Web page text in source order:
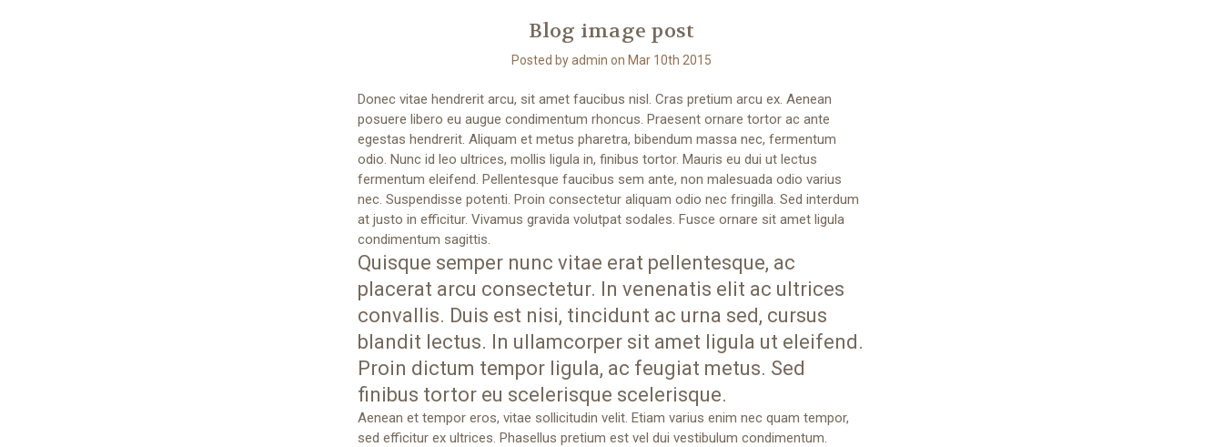
Blog image post
Posted by admin on Mar 10th 2015
Donec vitae hendrerit arcu, sit amet faucibus nisl. Cras pretium arcu ex. Aenean
posuere libero eu augue condimentum rhoncus. Praesent ornare tortor ac ante
egestas hendrerit. Aliquam et metus pharetra, bibendum massa nec, fermentum
odio. Nunc id leo ultrices, mollis ligula in, finibus tortor. Mauris eu dui ut lectus
fermentum eleifend. Pellentesque faucibus sem ante, non malesuada odio varius
nec. Suspendisse potenti. Proin consectetur aliquam odio nec fringilla. Sed interdum
at justo in efficitur. Vivamus gravida volutpat sodales. Fusce ornare sit amet ligula
condimentum sagittis.
Quisque semper nunc vitae erat pellentesque, ac
placerat arcu consectetur. In venenatis elit ac ultrices
convallis. Duis est nisi, tincidunt ac urna sed, cursus
blandit lectus. In ullamcorper sit amet ligula ut eleifend.
Proin dictum tempor ligula, ac feugiat metus. Sed
finibus tortor eu scelerisque scelerisque.
Aenean et tempor eros, vitae sollicitudin velit. Etiam varius enim nec quam tempor,
sed efficitur ex ultrices. Phasellus pretium est vel dui vestibulum condimentum.